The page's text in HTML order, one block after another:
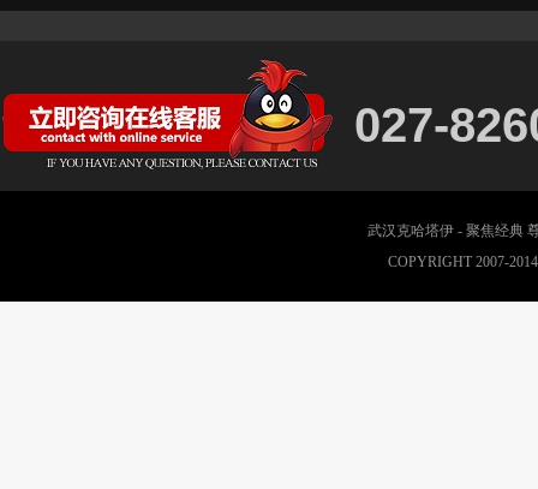
027-
武汉克哈塔伊 - 聚焦经典
COPYRIGHT 2007-